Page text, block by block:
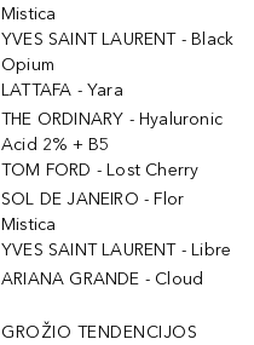
Mistica
YVES SAINT LAURENT - Black
Opium
LATTAFA - Yara
THE ORDINARY - Hyaluronic
Acid 2% + B5
TOM FORD - Lost Cherry
SOL DE JANEIRO - Flor
Mistica
YVES SAINT LAURENT - Libre
ARIANA GRANDE - Cloud
GROŽIO TENDENCIJOS